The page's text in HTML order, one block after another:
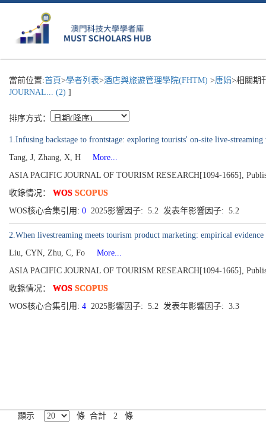
當前位置:首頁>學者列表>酒店與旅遊管理學院(FHTM) >唐娟>相關期
JOURNAL... (2) ]
排序方式：
1.Infusing backstage to frontstage: exploring tourists' on-site live-streaming
Tang, J, Zhang, X, H
More...
ASIA PACIFIC JOURNAL OF TOURISM RESEARCH[1094-1665],
收錄情况： WOS SCOPUS
WOS核心合集引用: 0 2025影響因子: 5.2 发表年影響因子: 5.2
2.When livestreaming meets tourism product marketing: empirical evidence
Liu, CYN, Zhu, C, Fo
More...
ASIA PACIFIC JOURNAL OF TOURISM RESEARCH[1094-1665],
收錄情况： WOS SCOPUS
WOS核心合集引用: 4 2025影響因子: 5.2 发表年影響因子: 3.3
顯示 條 合計 2 條